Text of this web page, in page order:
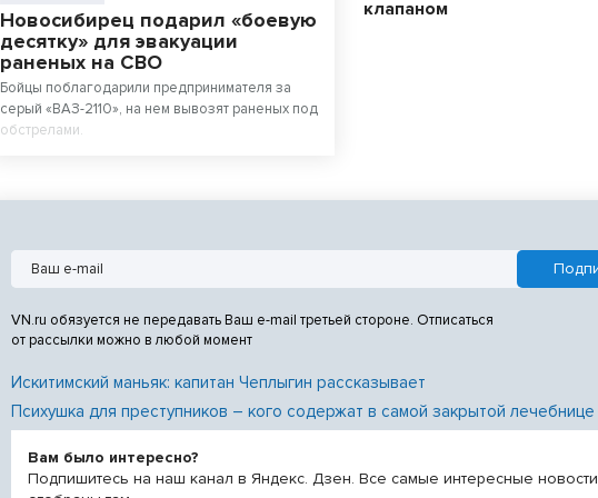
Новосибирец подарил «боевую
десятку» для эвакуации
раненых на СВО
Бойцы поблагодарили предпринимателя за
серый «ВАЗ-2110», на нем вывозят раненых под
обстрелами.
клапаном
VN.ru обязуется не передавать Ваш e-mail третьей стороне. Отписаться
от рассылки можно в любой момент
Искитимский маньяк: капитан Чеплыгин рассказывает
Психушка для преступников – кого содержат в самой закрытой
Вам было интересно?
Подпишитесь на наш канал в Яндекс. Дзен. Все самые интересные новости